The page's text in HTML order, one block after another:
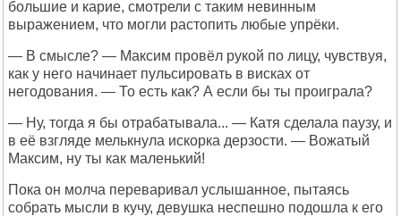
большие и карие, смотрели с таким невинным
выражением, что могли растопить любые упрёки.
— В смысле? — Максим провёл рукой по лицу, чувствуя,
как у него начинает пульсировать в висках от
негодования. — То есть как? А если бы ты проиграла?
— Ну, тогда я бы отрабатывала... — Катя сделала паузу, и
в её взгляде мелькнула искорка дерзости. — Вожатый
Максим, ну ты как маленький!
Пока он молча переваривал услышанное, пытаясь
собрать мысли в кучу, девушка неспешно подошла к его